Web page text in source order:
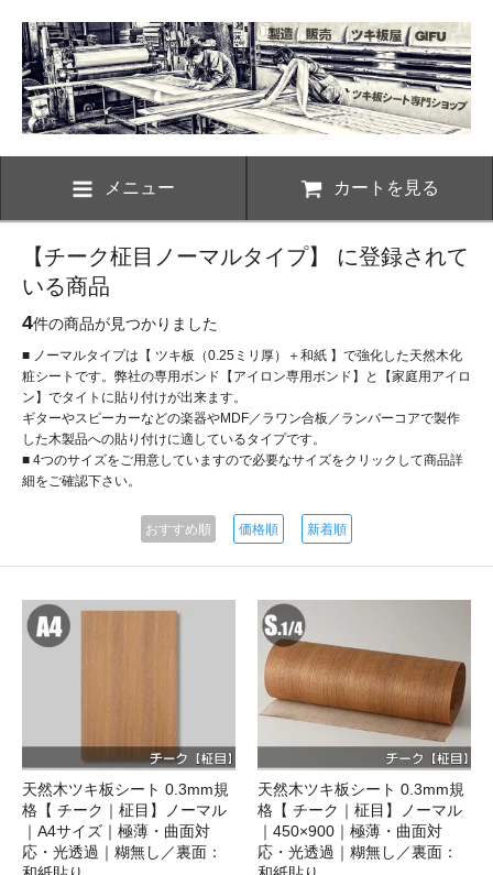
メニュー カートを見る
【チーク柾目ノーマルタイプ】 に登録されて
いる商品
4件の商品が見つかりました
■ ノーマルタイプは【 ツキ板（0.25ミリ厚）＋和紙 】で強化した天然木化
粧シートです。弊社の専用ボンド【アイロン専用ボンド】と【家庭用アイロ
ン】でタイトに貼り付けが出来ます。
ギターやスピーカーなどの楽器やMDF／ラワン合板／ランバーコアで製作
した木製品への貼り付けに適しているタイプです。
■ 4つのサイズをご用意していますので必要なサイズをクリックして商品詳
細をご確認下さい。
おすすめ順 価格順 新着順
天然木ツキ板シート 0.3mm規
格【 チーク｜柾目】ノーマル
｜A4サイズ｜極薄・曲面対
応・光透過｜糊無し／裏面：
天然木ツキ板シート 0.3mm規
格【 チーク｜柾目】ノーマル
｜450×900｜極薄・曲面対
応・光透過｜糊無し／裏面：